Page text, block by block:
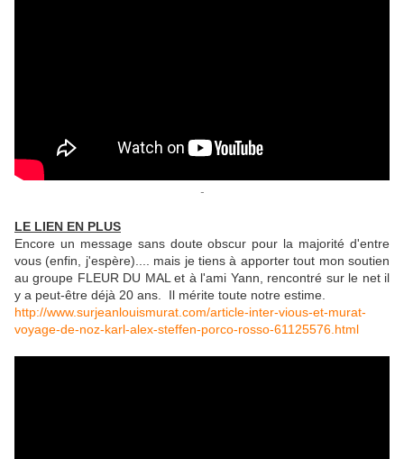
-
LE LIEN EN PLUS
Encore un message sans doute obscur pour la majorité d'entre
vous (enfin, j'espère).... mais je tiens à apporter tout mon soutien
au groupe FLEUR DU MAL et à l'ami Yann, rencontré sur le net il
y a peut-être déjà 20 ans. Il mérite toute notre estime.
http://www.surjeanlouismurat.com/article-inter-vious-et-murat-
voyage-de-noz-karl-alex-steffen-porco-rosso-61125576.html